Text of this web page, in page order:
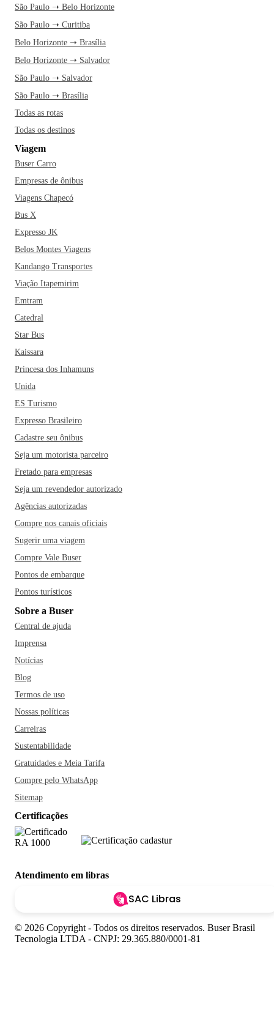
São Paulo ➝ Belo Horizonte
São Paulo ➝ Curitiba
Belo Horizonte ➝ Brasília
Belo Horizonte ➝ Salvador
São Paulo ➝ Salvador
São Paulo ➝ Brasília
Todas as rotas
Todas os destinos
Viagem
Buser Carro
Empresas de ônibus
Viagens Chapecó
Bus X
Expresso JK
Belos Montes Viagens
Kandango Transportes
Viação Itapemirim
Emtram
Catedral
Star Bus
Kaissara
Princesa dos Inhamuns
Unida
ES Turismo
Expresso Brasileiro
Cadastre seu ônibus
Seja um motorista parceiro
Fretado para empresas
Seja um revendedor autorizado
Agências autorizadas
Compre nos canais oficiais
Sugerir uma viagem
Compre Vale Buser
Pontos de embarque
Pontos turísticos
Sobre a Buser
Central de ajuda
Imprensa
Notícias
Blog
Termos de uso
Nossas políticas
Carreiras
Sustentabilidade
Gratuidades e Meia Tarifa
Compre pelo WhatsApp
Sitemap
Certificações
Atendimento em libras
SAC Libras
© 2026 Copyright - Todos os direitos reservados. Buser Brasil
Tecnologia LTDA - CNPJ: 29.365.880/0001-81